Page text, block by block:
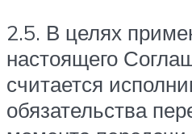
2.5. В целях
настоящего
считается
обязательства